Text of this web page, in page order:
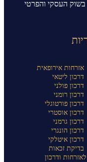
בשוק העסקי והפרטי
אזרחות אירופאית
דרכון ליטאי
דרכון פולני
דרכון רומני
דרכון פורטוגלי
דרכון אוסטרי
דרכון גרמני
דרכון הונגרי
דרכון איטלקי
בדיקת זכאות
לאזרחות ודרכון